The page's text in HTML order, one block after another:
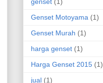
Genset Motoyama (1)
Genset Murah (1)
harga genset (1)
Harga Genset 2015 (1)
jual (1)